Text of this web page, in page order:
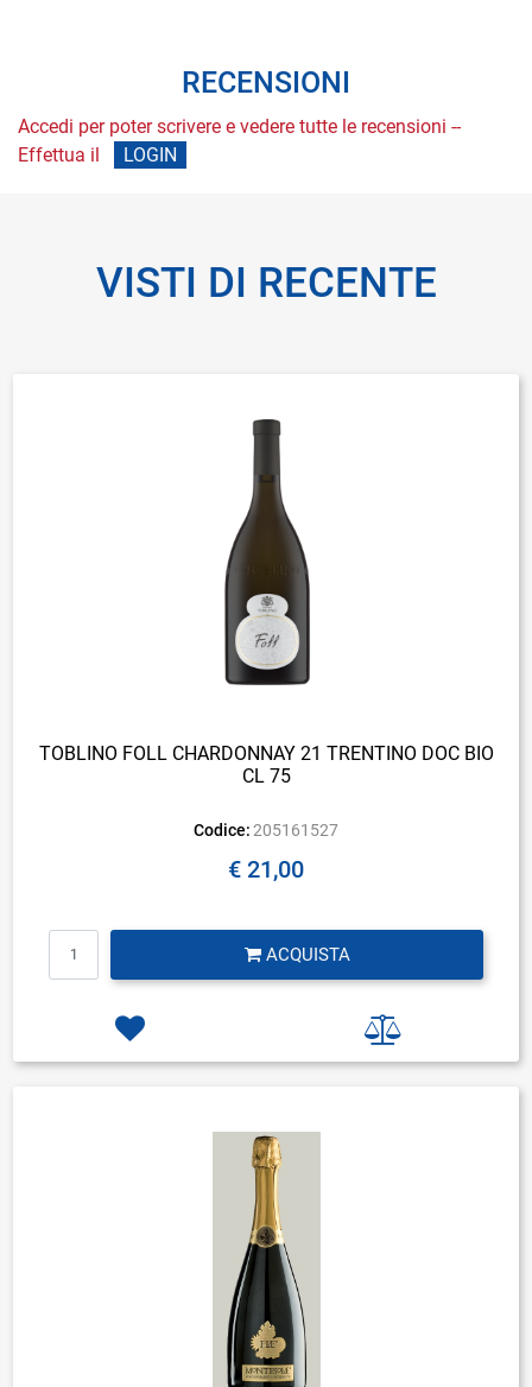
RECENSIONI
Accedi per poter scrivere e vedere tutte le recensioni --
Effettua il
LOGIN
VISTI DI RECENTE
TOBLINO FOLL CHARDONNAY 21 TRENTINO DOC BIO
CL 75
Codice: 205161527
€ 21,00
ACQUISTA